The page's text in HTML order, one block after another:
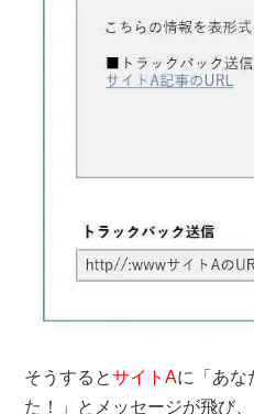
そうするとサイトAに「あな
た！」とメッセージが飛び